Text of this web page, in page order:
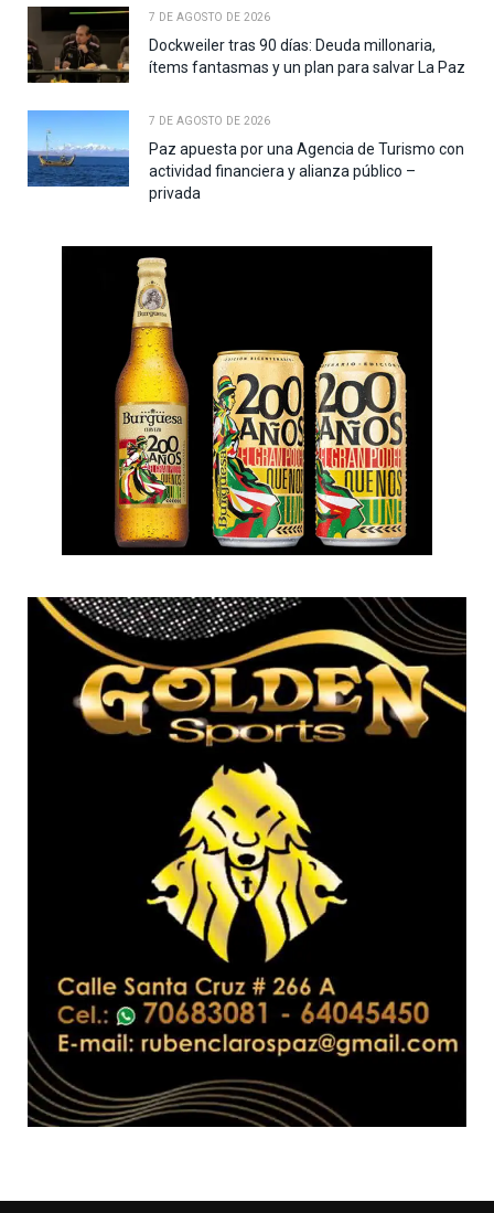
7 DE AGOSTO DE 2026
Dockweiler tras 90 días: Deuda millonaria,
ítems fantasmas y un plan para salvar La Paz
7 DE AGOSTO DE 2026
Paz apuesta por una Agencia de Turismo con
actividad financiera y alianza público –
privada